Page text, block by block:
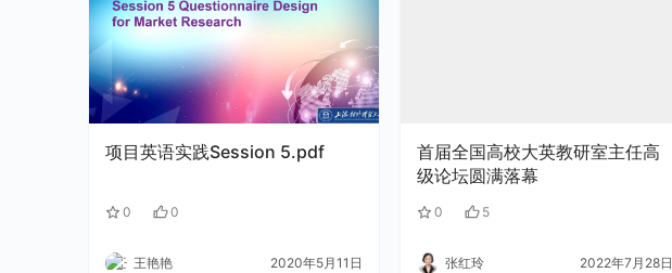
项目英语实践Session 5.pdf
0 0
王艳艳 2020年5月11日
首届全国高校大英教研室主任高
级论坛圆满落幕
0 5
张红玲 2022年7月28日